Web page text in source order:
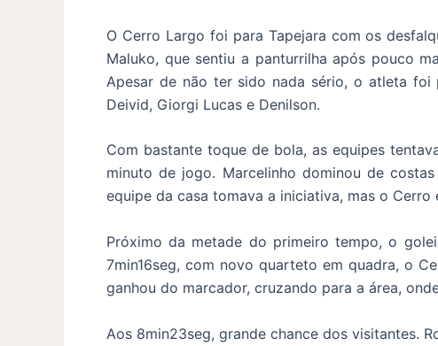
O Cerro Largo foi para Tapejara com os
Maluko, que sentiu a panturrilha após pouco
Apesar de não ter sido nada sério, o atleta foi
Deivid, Giorgi Lucas e Denilson.
Com bastante toque de bola, as equipes
minuto de jogo. Marcelinho dominou de
equipe da casa tomava a iniciativa, mas o
Próximo da metade do primeiro tempo, o
7min16seg, com novo quarteto em quadra, o
ganhou do marcador, cruzando para a área,
Aos 8min23seg, grande chance dos visitantes.